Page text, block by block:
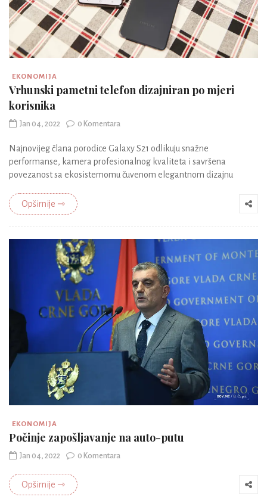
EKONOMIJA
Vrhunski pametni telefon dizajniran po mjeri
korisnika
Jan 04, 2022 0 Komentara
Najnovijeg člana porodice Galaxy S21 odlikuju snažne
performanse, kamera profesionalnog kvaliteta i savršena
povezanost sa ekosistemomu čuvenom elegantnom dizajnu
Opširnije ⇾
EKONOMIJA
Počinje zapošljavanje na auto-putu
Jan 04, 2022 0 Komentara
Opširnije ⇾